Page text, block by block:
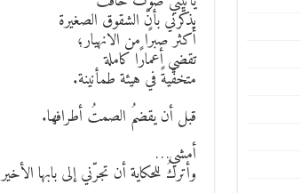
يذكّرني بأنّ الشقوق الصغيرة
أكثر صبرًا من الانهيار؛
تقضي أعمارًا كاملة
متخفّيةً في هيئة طمأنينة.
قبل أن يقضمُ الصمتُ أطرافها.
أمشي…
وأتركُ للحكاية أن تجرّني إلى بابها الأخير